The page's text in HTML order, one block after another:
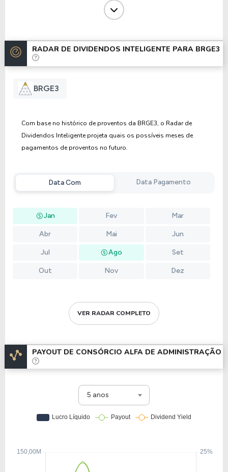
13/08/2013
JSCP
13/08/2012 27/09/2012 0,01890000
RADAR DE DIVIDENDOS INTELIGENTE PARA BRGE3
BRGE3
Com base no histórico de proventos da BRGE3, o Radar de
Dividendos Inteligente projeta quais os possíveis meses de
pagamentos de proventos no futuro.
Data Com Data Pagamento
Jan Fev Mar
Abr Mai Jun
Jul Ago Set
Out Nov Dez
VER RADAR COMPLETO
PAYOUT DE CONSÓRCIO ALFA DE ADMINISTRAÇÃO
5 anos